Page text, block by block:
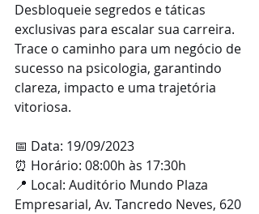
Desbloqueie segredos e táticas
exclusivas para escalar sua carreira.
Trace o caminho para um negócio de
sucesso na psicologia, garantindo
clareza, impacto e uma trajetória
vitoriosa.
📅 Data: 19/09/2023
⏰ Horário: 08:00h às 17:30h
📍 Local: Auditório Mundo Plaza
Empresarial, Av. Tancredo Neves, 620